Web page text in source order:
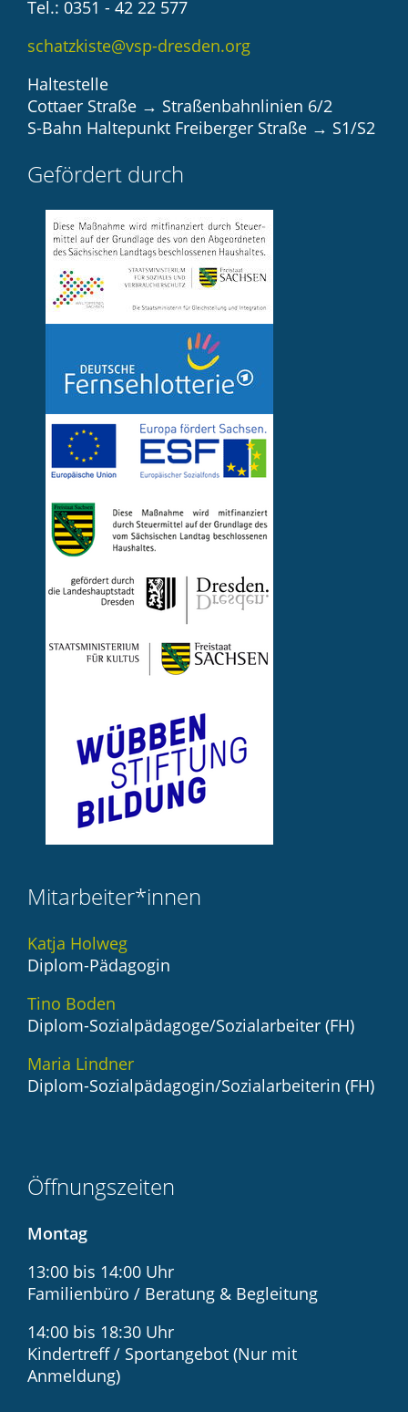
Tel.: 0351 - 42 22 577
schatzkiste@vsp-dresden.org
Haltestelle
Cottaer Straße → Straßenbahnlinien 6/2
S-Bahn Haltepunkt Freiberger Straße → S1/S2
Gefördert durch
Mitarbeiter*innen
Katja Holweg
Diplom-Pädagogin
Tino Boden
Diplom-Sozialpädagoge/Sozialarbeiter (FH)
Maria Lindner
Diplom-Sozialpädagogin/Sozialarbeiterin (FH)
Öffnungszeiten
Montag
13:00 bis 14:00 Uhr
Familienbüro / Beratung & Begleitung
14:00 bis 18:30 Uhr
Kindertreff / Sportangebot (Nur mit
Anmeldung)